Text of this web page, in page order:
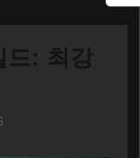
드: 최강